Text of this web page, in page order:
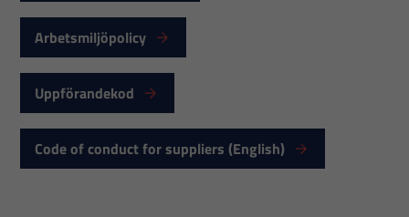
Arbetsmiljöpolicy
Uppförandekod
Code of conduct for suppliers (English)